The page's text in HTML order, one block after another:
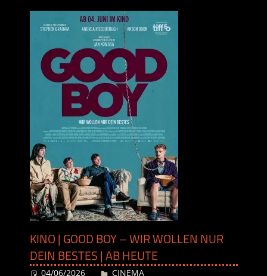
KINO | GOOD BOY – WIR WOLLEN NUR
DEIN BESTES | AB HEUTE
04/06/2026 Desiree
CINEMA